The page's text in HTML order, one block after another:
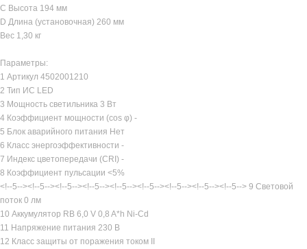
C Высота 194 мм
D Длина (установочная) 260 мм
Вес 1,30 кг
Параметры:
1 Артикул 4502001210
2 Тип ИС LED
3 Мощность светильника 3 Вт
4 Коэффициент мощности (cos φ) -
5 Блок аварийного питания Нет
6 Класс энергоэффективности -
7 Индекс цветопередачи (CRI) -
8 Коэффициент пульсации <5%
<!--5--><!--5--><!--5--><!--5--><!--5--><!--5--><!--5--><!--5--><!--5--> 9 Световой
поток 0 лм
10 Аккумулятор RB 6,0 V 0,8 A*h Ni-Cd
11 Напряжение питания 230 В
12 Класс защиты от поражения током II